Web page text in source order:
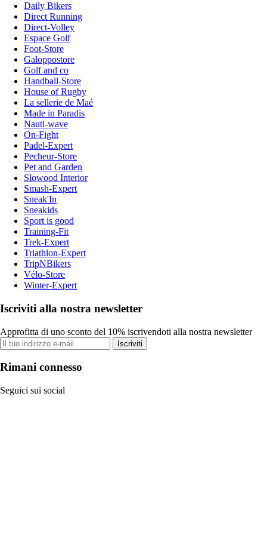
Daily Bikers
Direct Running
Direct-Volley
Espace Golf
Foot-Store
Galoppostore
Golf and co
Handball-Store
House of Rugby
La sellerie de Maé
Made in Paradis
Nauti-wave
On-Fight
Padel-Expert
Pecheur-Store
Pet and Garden
Slowood Interior
Smash-Expert
Sneak'In
Sneakids
Sport is good
Training-Fit
Trek-Expert
Triathlon-Expert
TripNBikers
Vélo-Store
Winter-Expert
Iscriviti alla nostra newsletter
Approfitta di uno sconto del 10% iscrivendoti alla nostra newsletter
Iscriviti
Rimani connesso
Seguici sui social